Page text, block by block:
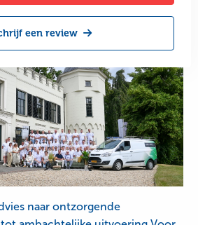
een review
naar ontzorgende